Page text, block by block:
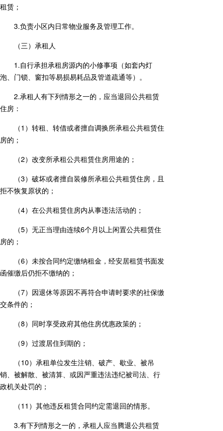
租赁；
3.负责小区内日常物业服务及管理工作。
（三）承租人
1.自行承担承租房源内的小修事项（如套内灯
泡、门锁、窗扣等易损易耗品及管道疏通等）。
2.承租人有下列情形之一的，应当退回公共租赁
住房：
（1）转租、转借或者擅自调换所承租公共租赁住
房的；
（2）改变所承租公共租赁住房用途的；
（3）破坏或者擅自装修所承租公共租赁住房，且
拒不恢复原状的；
（4）在公共租赁住房内从事违法活动的；
（5）无正当理由连续6个月以上闲置公共租赁住
房的；
（6）未按合同约定缴纳租金，经安居租赁书面发
函催缴后仍拒不缴纳的；
（7）因退休等原因不再符合申请时要求的社保缴
交条件的；
（8）同时享受政府其他住房优惠政策的；
（9）过渡居住到期的；
（10）承租单位发生注销、破产、歇业、被吊
销、被解散、被清算、或因严重违法违纪被司法、行
政机关处罚的；
（11）其他违反租赁合同约定需退回的情形。
3.有下列情形之一的，承租人应当腾退公共租赁